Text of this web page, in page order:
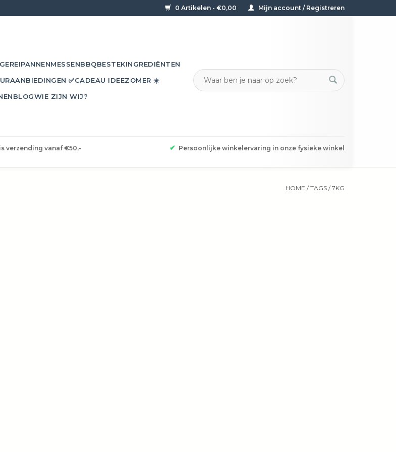
0 Artikelen - €0,00 Mijn account / Registreren
PANNENMESSENBBQBESTEKINGREDIËNTEN
AANBIEDINGEN ✅CADEAU IDEEZOMER ☀️
BLOGWIE ZIJN WIJ?
verzending vanaf €50,- ✔ Persoonlijke winkelervaring in onze fysieke winkel
HOME /TAGS /7KG